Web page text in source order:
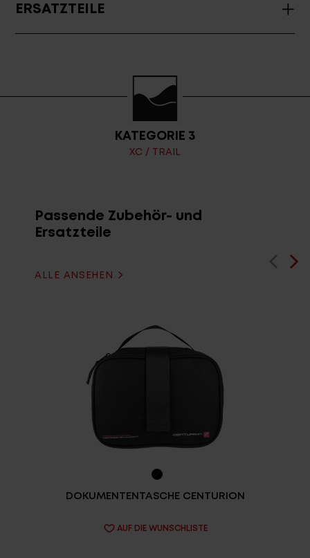
ERSATZTEILE
KATEGORIE 3
XC / TRAIL
Passende Zubehör- und
Ersatzteile
ALLE ANSEHEN
DOKUMENTENTASCHE CENTURION
AUF DIE WUNSCHLISTE